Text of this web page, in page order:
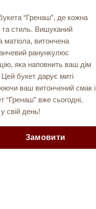
“Гренаш”, де кожна
та стиль. Вишуканий
матіола, витончена
ранункулюс
яка наповнить ваш дім
букет дарує миті
ваш витончений смак і
“Гренаш” вже сьогодні,
свій день!
Замовити